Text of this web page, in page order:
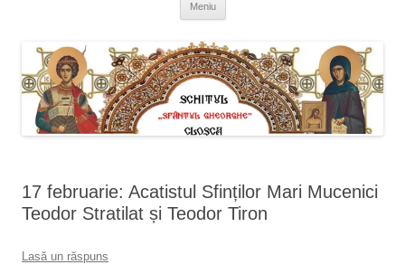
Meniu
17 februarie: Acatistul Sfinților Mari Mucenici
Teodor Stratilat și Teodor Tiron
Lasă un răspuns